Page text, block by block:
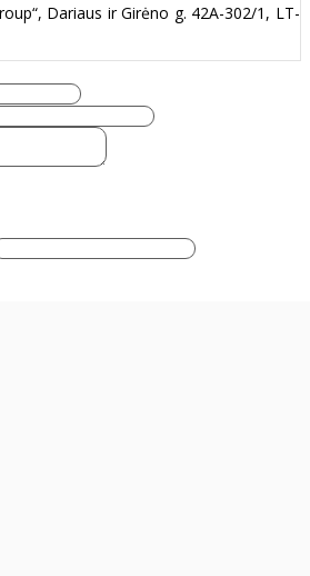
Dariaus ir Girėno g. 42A-302/1, LT-